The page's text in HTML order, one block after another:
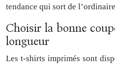
tendance qui sort de
Choisir la bonne
longueur
Les t-shirts imprimés sont